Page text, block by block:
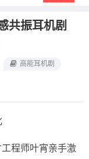
共振耳机剧
高能耳机剧
程师叶宵亲手激